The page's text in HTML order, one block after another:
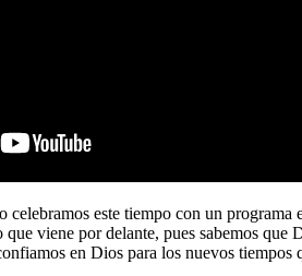
celebramos este tiempo con un
viene por delante, pues sabemos
en Dios para los nuevos tiempos